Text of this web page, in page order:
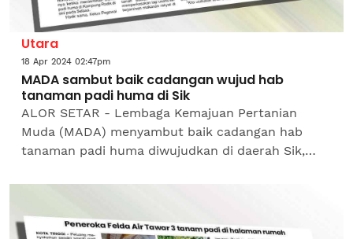
Utara
18 Apr 2024 02:47pm
MADA sambut baik cadangan wujud hab
tanaman padi huma di Sik
ALOR SETAR - Lembaga Kemajuan Pertanian
Muda (MADA) menyambut baik cadangan hab
tanaman padi huma diwujudkan di daerah Sik,
beras putih tempatan...